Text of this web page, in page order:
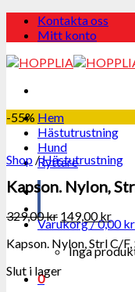
Skip
Kontakta oss
Mitt konto
Hem
Hästutrustning
Hund
Ryttare
Varukorg /0,00kr
Inga
0
-55%
Shop /Hästutrustning
Kapson. Nylon,
329,00kr 149,00kr
Kapson. Nylon, Strl C/F,
Slut i lager